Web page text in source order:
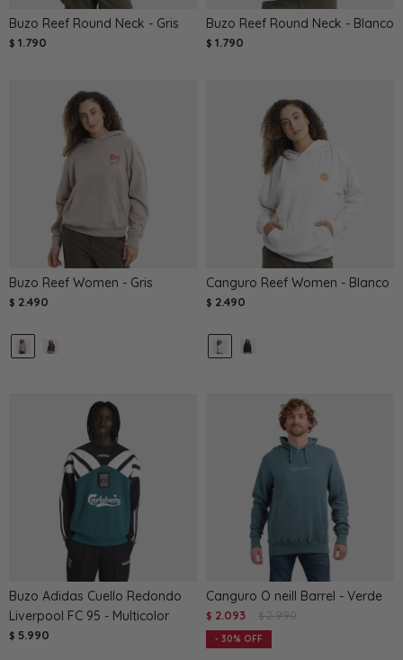
Buzo Reef Round Neck - Gris
$ 1.790
Buzo Reef Round Neck - Blanco
$ 1.790
Buzo Reef Women - Gris
$ 2.490
Canguro Reef Women - Blanco
$ 2.490
Buzo Adidas Cuello Redondo
Liverpool FC 95 - Multicolor
$ 5.990
Canguro O neill Barrel - Verde
$ 2.093 $ 2.990
30